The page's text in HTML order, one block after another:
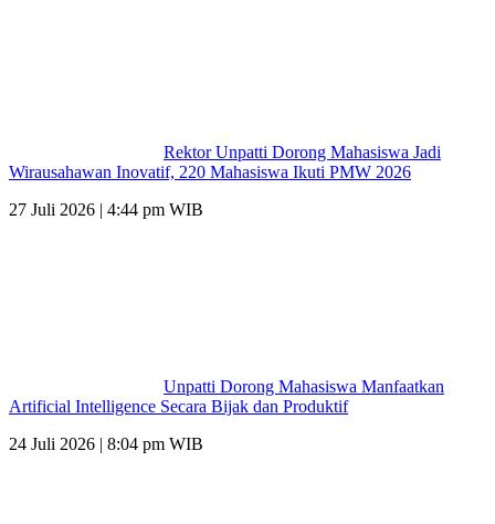
Rektor Unpatti Dorong Mahasiswa Jadi
Wirausahawan Inovatif, 220 Mahasiswa Ikuti PMW 2026
27 Juli 2026 | 4:44 pm WIB
Unpatti Dorong Mahasiswa Manfaatkan
Artificial Intelligence Secara Bijak dan Produktif
24 Juli 2026 | 8:04 pm WIB